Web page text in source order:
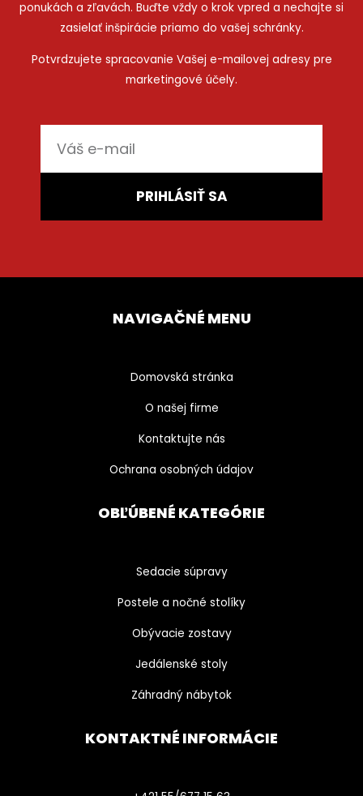
ponukách a zľavách. Buďte vždy o krok vpred a nechajte si
zasielať inšpirácie priamo do vašej schránky.
Potvrdzujete spracovanie Vašej e-mailovej adresy pre
marketingové účely.
mail
PRIHLÁSIŤ SA
NAVIGAČNÉ MENU
Domovská stránka
O našej firme
Kontaktujte nás
Ochrana osobných údajov
OBĽÚBENÉ KATEGÓRIE
Sedacie súpravy
Postele a nočné stolíky
Obývacie zostavy
Jedálenské stoly
Záhradný nábytok
KONTAKTNÉ INFORMÁCIE